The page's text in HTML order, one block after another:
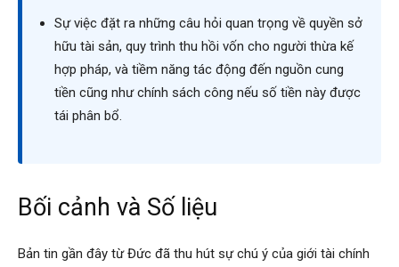
Sự việc đặt ra những câu hỏi quan trọng về quyền sở
hữu tài sản, quy trình thu hồi vốn cho người thừa kế
hợp pháp, và tiềm năng tác động đến nguồn cung
tiền cũng như chính sách công nếu số tiền này được
tái phân bổ.
Bối cảnh và Số liệu
Bản tin gần đây từ Đức đã thu hút sự chú ý của giới tài chính